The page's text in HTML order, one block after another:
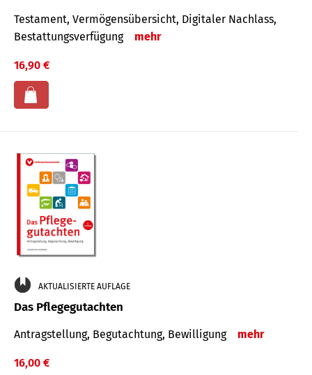
Testament, Vermögens­übersicht, Digitaler Nach­lass,
Bestat­tungs­ver­fügung
mehr
16,90 €
AKTUALISIERTE AUFLAGE
Das Pflegegutachten
Antragstellung, Begutachtung, Bewilligung mehr
16,00 €